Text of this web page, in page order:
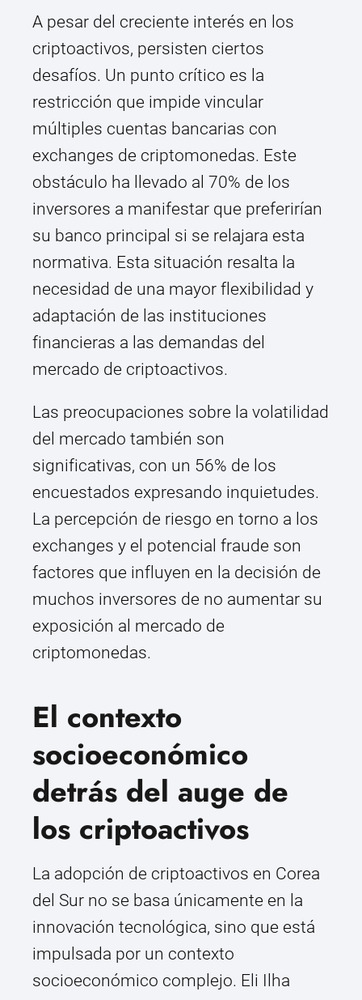
A pesar del creciente interés en los
criptoactivos, persisten ciertos
desafíos. Un punto crítico es la
restricción que impide vincular
múltiples cuentas bancarias con
exchanges de criptomonedas. Este
obstáculo ha llevado al 70% de los
inversores a manifestar que preferirían
su banco principal si se relajara esta
normativa. Esta situación resalta la
necesidad de una mayor flexibilidad y
adaptación de las instituciones
financieras a las demandas del
mercado de criptoactivos.
Las preocupaciones sobre la volatilidad
del mercado también son
significativas, con un 56% de los
encuestados expresando inquietudes.
La percepción de riesgo en torno a los
exchanges y el potencial fraude son
factores que influyen en la decisión de
muchos inversores de no aumentar su
exposición al mercado de
criptomonedas.
El contexto
socioeconómico
detrás del auge de
los criptoactivos
La adopción de criptoactivos en Corea
del Sur no se basa únicamente en la
innovación tecnológica, sino que está
impulsada por un contexto
socioeconómico complejo. Eli Ilha